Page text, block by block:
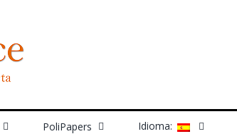
PoliPapers Idioma: